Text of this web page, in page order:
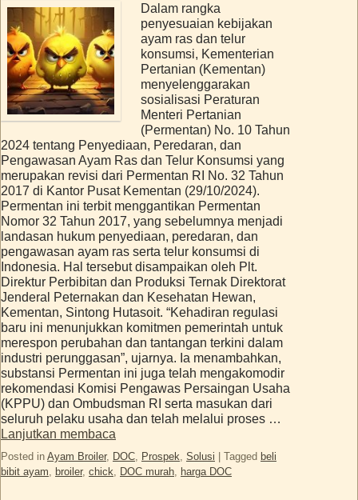
Dalam rangka
penyesuaian kebijakan
ayam ras dan telur
konsumsi, Kementerian
Pertanian (Kementan)
menyelenggarakan
sosialisasi Peraturan
Menteri Pertanian
(Permentan) No. 10 Tahun
2024 tentang Penyediaan, Peredaran, dan
Pengawasan Ayam Ras dan Telur Konsumsi yang
merupakan revisi dari Permentan RI No. 32 Tahun
2017 di Kantor Pusat Kementan (29/10/2024).
Permentan ini terbit menggantikan Permentan
Nomor 32 Tahun 2017, yang sebelumnya menjadi
landasan hukum penyediaan, peredaran, dan
pengawasan ayam ras serta telur konsumsi di
Indonesia. Hal tersebut disampaikan oleh Plt.
Direktur Perbibitan dan Produksi Ternak Direktorat
Jenderal Peternakan dan Kesehatan Hewan,
Kementan, Sintong Hutasoit. “Kehadiran regulasi
baru ini menunjukkan komitmen pemerintah untuk
merespon perubahan dan tantangan terkini dalam
industri perunggasan”, ujarnya. Ia menambahkan,
substansi Permentan ini juga telah mengakomodir
rekomendasi Komisi Pengawas Persaingan Usaha
(KPPU) dan Ombudsman RI serta masukan dari
seluruh pelaku usaha dan telah melalui proses …
Lanjutkan membaca
Posted in Ayam Broiler, DOC, Prospek, Solusi Tagged beli
bibit ayam, broiler, chick, DOC murah, harga DOC